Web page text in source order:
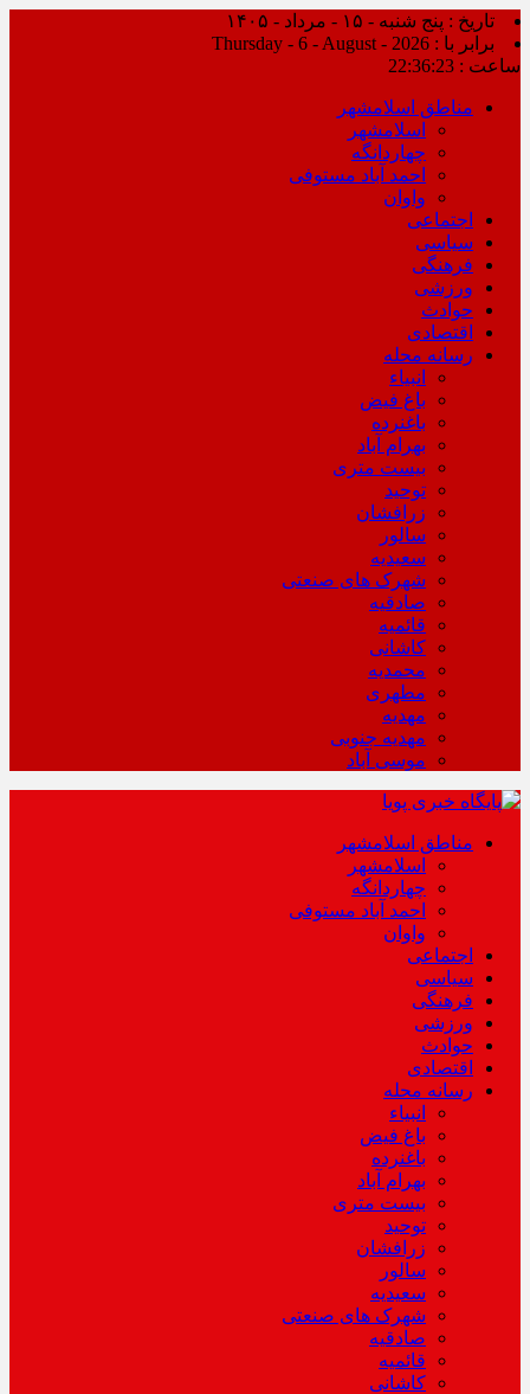
تاریخ : پنج شنبه - ۱۵ - مرداد - ۱۴۰۵
برابر با : Thursday - 6 - August - 2026
ساعت : 22:36:23
مناطق اسلامشهر
اسلامشهر
چهاردانگه
احمد آباد مستوفی
واوان
اجتماعی
سیاسی
فرهنگی
ورزشی
حوادث
اقتصادی
رسانه محله
انبیاء
باغ فیض
باغنرده
بهرام آباد
بیست متری
توحید
زرافشان
سالور
سعیدیه
شهرک های صنعتی
صادقیه
قائمیه
کاشانی
محمدیه
مطهری
مهدیه
مهدیه جنوبی
موسی آباد
مناطق اسلامشهر
اسلامشهر
چهاردانگه
احمد آباد مستوفی
واوان
اجتماعی
سیاسی
فرهنگی
ورزشی
حوادث
اقتصادی
رسانه محله
انبیاء
باغ فیض
باغنرده
بهرام آباد
بیست متری
توحید
زرافشان
سالور
سعیدیه
شهرک های صنعتی
صادقیه
قائمیه
کاشانی